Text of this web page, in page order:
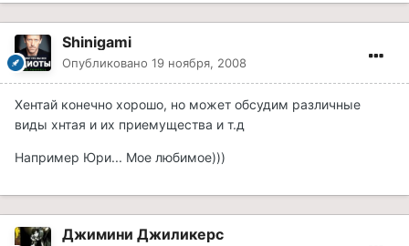
Shinigami
Опубликовано 19 ноября, 2008
Хентай конечно хорошо, но может обсудим различные
виды хнтая и их приемущества и т.д
Например Юри... Мое любимое)))
Джимини Джиликерс